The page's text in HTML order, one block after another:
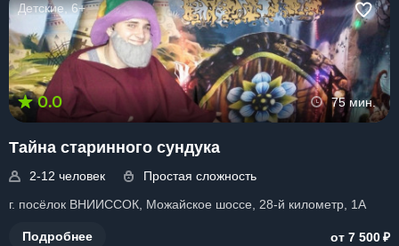
Детские, 6+
0.0 75 мин.
Тайна старинного сундука
2-12 человек
Простая сложность
г. посёлок ВНИИССОК, Можайское шоссе, 28-й километр, 1А
Подробнее от 7 500₽